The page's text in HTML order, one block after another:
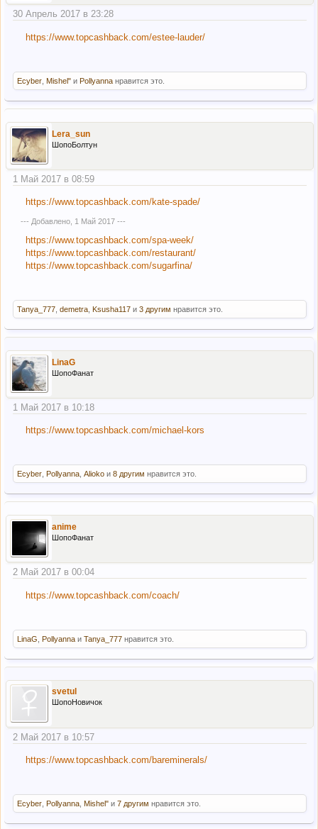
30 Апрель 2017 в 23:28
https://www.topcashback.com/estee-lauder/
Ecyber Mishel" и Pollyanna нравится это.
Lera_sun
ШопоБолтун
1 Май 2017 в 08:59
https://www.topcashback.com/kate-spade/
--- Добавлено, 1 Май 2017---
https://www.topcashback.com/spa-week/
https://www.topcashback.com/restaurant/
https://www.topcashback.com/sugarfina/
Tanya_777 demetra Ksusha117 и 3 другим нравится это.
LinaG
ШопоФанат
1 Май 2017 в 10:18
https://www.topcashback.com/michael-kors
Ecyber Pollyanna Alioko и 8 другим нравится это.
anime
ШопоФанат
2 Май 2017 в 00:04
https://www.topcashback.com/coach/
LinaG Pollyanna и Tanya_777 нравится это.
svetul
ШопоНовичок
2 Май 2017 в 10:57
https://www.topcashback.com/bareminerals/
Ecyber Pollyanna Mishel" и 7 другим нравится это.